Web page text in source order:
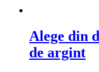
Alege din
de argint